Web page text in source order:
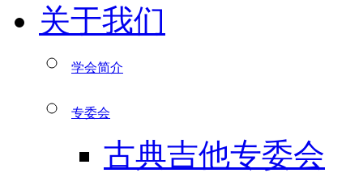
关于我们
学会简介
专委会
古典吉他专委会